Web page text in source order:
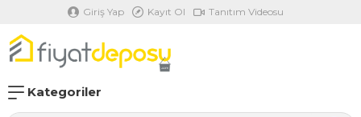
Giriş Yap Kayıt Ol Tanıtım Videosu
Kategoriler